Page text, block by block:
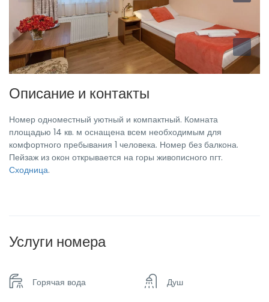
Описание и контакты
Номер одноместный уютный и компактный. Комната
площадью 14 кв. м оснащена всем необходимым для
комфортного пребывания 1 человека. Номер без балкона.
Пейзаж из окон открывается на горы живописного пгт.
Сходница.
Услуги номера
Горячая вода Душ